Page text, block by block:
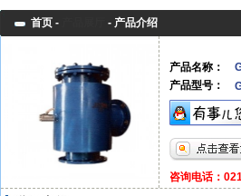
首页 - - 产品介绍
产品名称：
产品型号：
咨询电话：